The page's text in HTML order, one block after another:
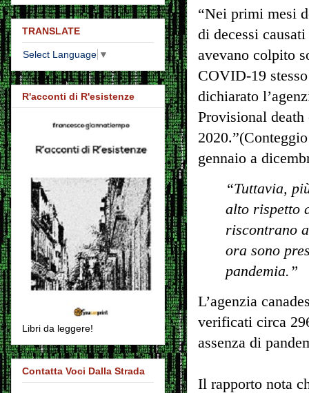
“Nei primi mesi
di decessi
avevano colpito
COVID-19
dichiarato
Provisional death
gennaio a
“Tuttavia,
alto rispetto
riscontrano
ora sono
pandemia.”
L’agenzia
verificati circa
assenza di
Il rapporto nota
TRANSLATE
Select Language ▼
R'acconti di R'esistenze
Libri da leggere!
Contatta Voci Dalla Strada